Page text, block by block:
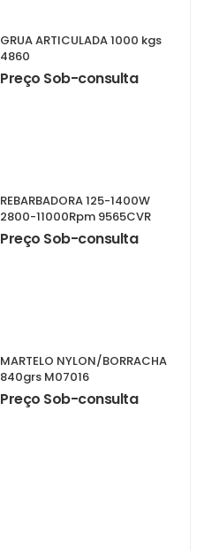
GRUA ARTICULADA 1000 kgs
4860
Preço Sob-consulta
REBARBADORA 125-1400W
2800-11000Rpm 9565CVR
Preço Sob-consulta
MARTELO NYLON/BORRACHA
840grs M07016
Preço Sob-consulta